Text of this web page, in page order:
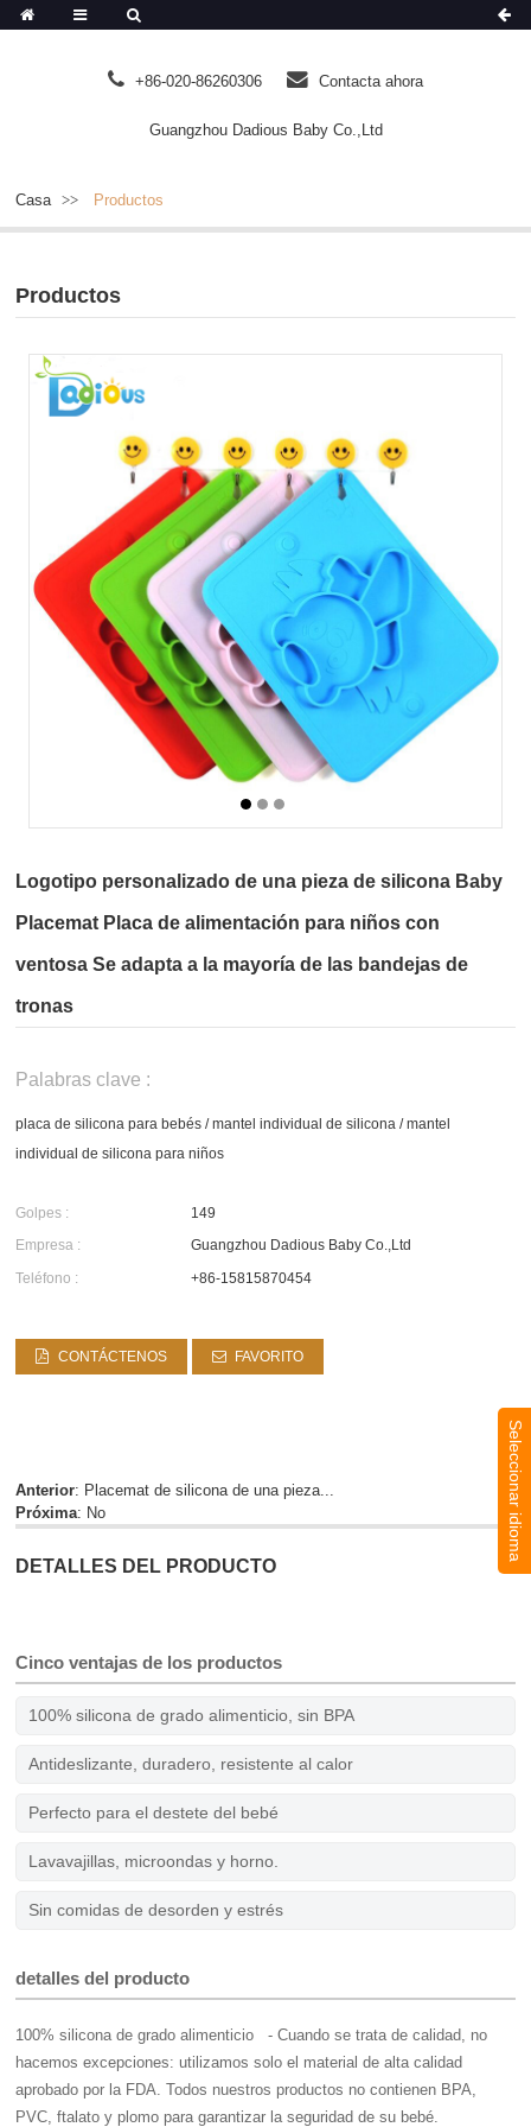
+86-020-86260306 Contacta ahora
Guangzhou Dadious Baby Co.,Ltd
Casa Productos
Productos
Logotipo personalizado de una pieza de silicona Baby
Placemat Placa de alimentación para niños con
ventosa Se adapta a la mayoría de las bandejas de
tronas
Palabras clave :
placa de silicona para bebés /mantel individual de silicona /mantel
individual de silicona para niños
Golpes :
149
Empresa :
Guangzhou Dadious Baby Co.,Ltd
Teléfono :
+86-15815870454
CONTÁCTENOS FAVORITO
Anterior: Placemat de silicona de una pieza...
Próxima: No
DETALLES DEL PRODUCTO
Cinco ventajas de los productos
100% silicona de grado alimenticio, sin BPA
Antideslizante, duradero, resistente al calor
Perfecto para el destete del bebé
Lavavajillas, microondas y horno.
Sin comidas de desorden y estrés
detalles del producto
100% silicona de grado alimenticio
- Cuando se trata de calidad, no
hacemos excepciones: utilizamos solo el material de alta calidad
aprobado por la FDA. Todos nuestros productos no contienen BPA,
PVC, ftalato y plomo para garantizar la seguridad de su bebé.
Seleccionar idioma